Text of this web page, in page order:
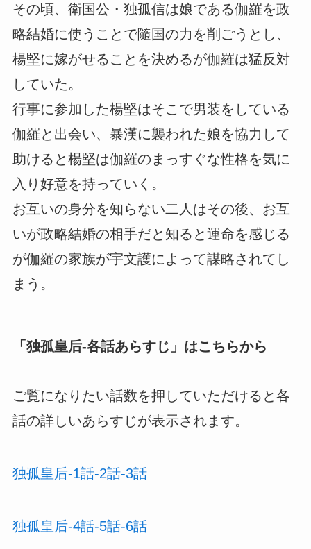
その頃、衛国公・独孤信は娘である伽羅を政
略結婚に使うことで隨国の力を削ごうとし、
楊堅に嫁がせることを決めるが伽羅は猛反対
していた。
行事に参加した楊堅はそこで男装をしている
伽羅と出会い、暴漢に襲われた娘を協力して
助けると楊堅は伽羅のまっすぐな性格を気に
入り好意を持っていく。
お互いの身分を知らない二人はその後、お互
いが政略結婚の相手だと知ると運命を感じる
が伽羅の家族が宇文護によって謀略されてし
まう。
「 独孤皇后-各話あらすじ 」はこちらから
ご覧になりたい話数を押していただけると各
話の詳しいあらすじが表示されます。
独孤皇后-1話-2話-3話
独孤皇后-4話-5話-6話